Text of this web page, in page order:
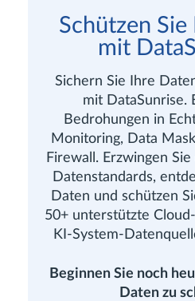
Schützen
mit
Sichern Sie Ihre
mit DataSunrise.
Bedrohungen in
Monitoring, Data
Firewall. Erzwingen
Datenstandards,
Daten und schützen
50+ unterstützte
KI-System-
Beginnen Sie noch
Daten zu